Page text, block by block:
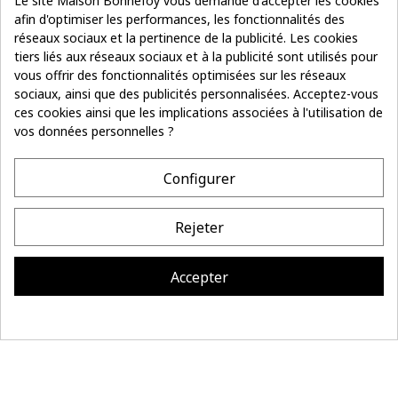
Suivez le filde notre actu Je m’inscris
- 10%
COORDONNÉES
LA MAISON BONNEFOY
afin d'optimiser les performances, les fonctionnalités des
réseaux sociaux et la pertinence de la publicité. Les cookies
tiers liés aux réseaux sociaux et à la publicité sont utilisés pour
vous offrir des fonctionnalités optimisées sur les réseaux
sociaux, ainsi que des publicités personnalisées. Acceptez-vous
ces cookies ainsi que les implications associées à l'utilisation de
vos données personnelles ?
Configurer
Rejeter
Accepter